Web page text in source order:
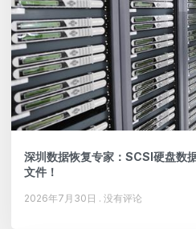
深圳数据恢复专家：SCSI硬盘数
文件！
2026年7月30日 没有评论